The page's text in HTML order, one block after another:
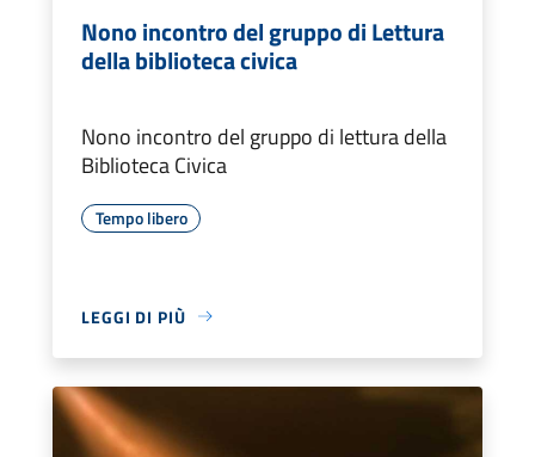
Nono incontro del gruppo di Lettura
della biblioteca civica
Nono incontro del gruppo di lettura della
Biblioteca Civica
Tempo libero
LEGGI DI PIÙ